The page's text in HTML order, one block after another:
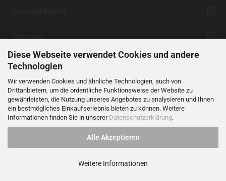
Diese Webseite verwendet Cookies und andere
Technologien
Wir verwenden Cookies und ähnliche Technologien, auch von
Drittanbietern, um die ordentliche Funktionsweise der Website zu
gewährleisten, die Nutzung unseres Angebotes zu analysieren und Ihnen
ein bestmögliches Einkaufserlebnis bieten zu können. Weitere
Informationen finden Sie in unserer Datenschutzerklärung.
Alle Akzeptieren
Weitere Informationen
Zahlung
Vertrag widerrufen